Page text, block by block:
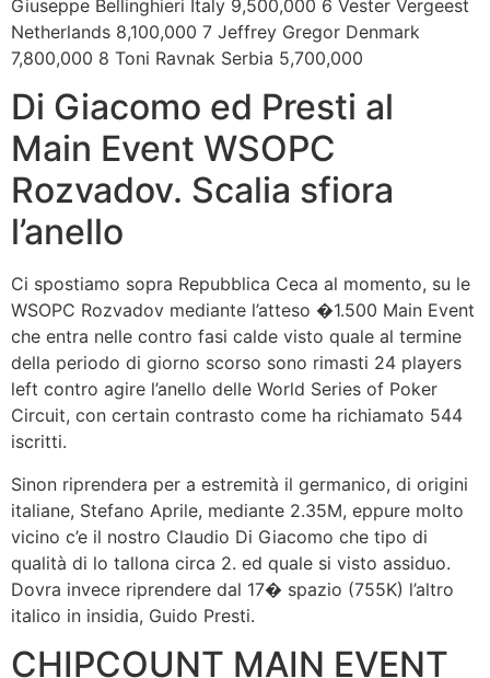
Giuseppe Bellinghieri Italy 9,500,000 6 Vester Vergeest
Netherlands 8,100,000 7 Jeffrey Gregor Denmark
7,800,000 8 Toni Ravnak Serbia 5,700,000
Di Giacomo ed Presti al
Main Event WSOPC
Rozvadov. Scalia sfiora
l’anello
Ci spostiamo sopra Repubblica Ceca al momento, su le
WSOPC Rozvadov mediante l’atteso �1.500 Main Event
che entra nelle contro fasi calde visto quale al termine
della periodo di giorno scorso sono rimasti 24 players
left contro agire l’anello delle World Series of Poker
Circuit, con certain contrasto come ha richiamato 544
iscritti.
Sinon riprendera per a estremità il germanico, di origini
italiane, Stefano Aprile, mediante 2.35M, eppure molto
vicino c’e il nostro Claudio Di Giacomo che tipo di
qualità di lo tallona circa 2. ed quale si visto assiduo.
Dovra invece riprendere dal 17� spazio (755K) l’altro
italico in insidia, Guido Presti.
CHIPCOUNT MAIN EVENT